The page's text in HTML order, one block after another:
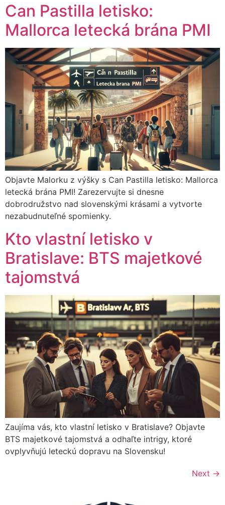
Can Pastilla letisko:
Mallorca letecká brána PMI
Objavte Malorku z výšky s Can Pastilla letisko: Mallorca
letecká brána PMI! Zarezervujte si dnesne
dobrodružstvo nad slovenskými krásami a vytvorte
nezabudnuteľné spomienky.
Kto vlastní letisko v
Bratislave: BTS majetkové
tajomstvá
Zaujíma vás, kto vlastní letisko v Bratislave? Objavte
BTS majetkové tajomstvá a odhaľte intrigy, ktoré
ovplyvňujú leteckú dopravu na Slovensku!
Next →